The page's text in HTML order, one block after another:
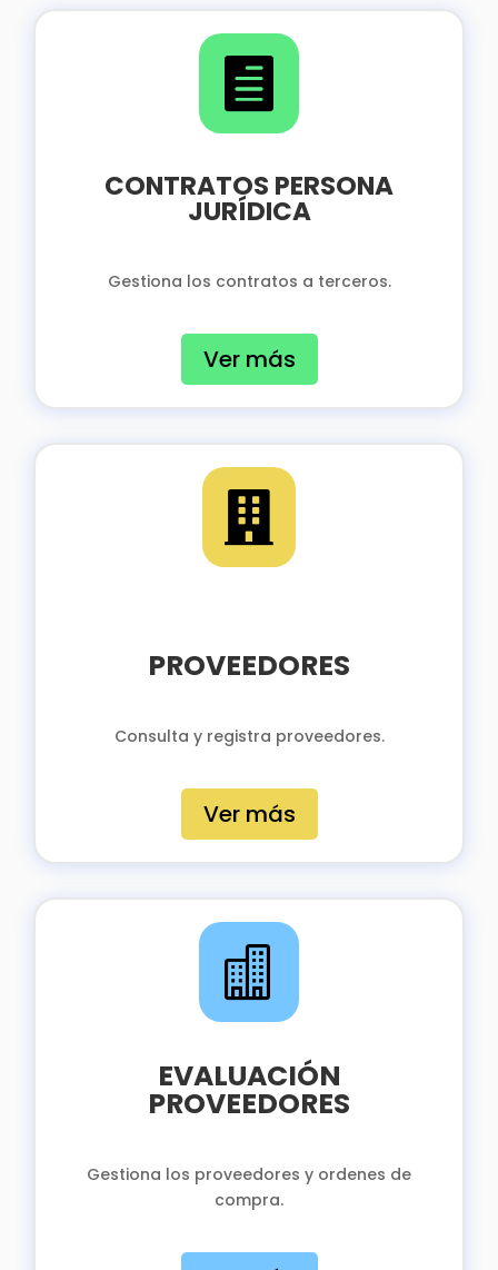

CONTRATOS PERSONA
JURÍDICA
Gestiona los contratos a terceros.
Ver más

PROVEEDORES
Consulta y registra proveedores.
Ver más

EVALUACIÓN
PROVEEDORES
Gestiona los proveedores y ordenes de
compra.